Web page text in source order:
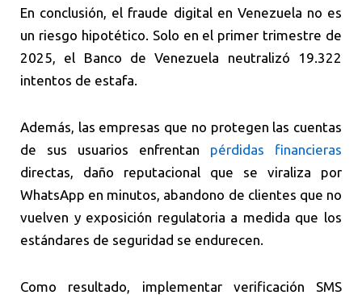
En conclusión, el fraude digital en Venezuela no es
un riesgo hipotético. Solo en el primer trimestre de
2025, el Banco de Venezuela neutralizó 19.322
intentos de estafa.
Además, las empresas que no protegen las cuentas
de sus usuarios enfrentan pérdidas financieras
directas, daño reputacional que se viraliza por
WhatsApp en minutos, abandono de clientes que no
vuelven y exposición regulatoria a medida que los
estándares de seguridad se endurecen.
Como resultado, implementar verificación SMS